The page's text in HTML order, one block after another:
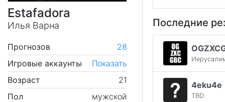
Estafadora
Илья Варна
Прогнозов
28
Игровые аккаунты
Показать
Возраст
21
Пол
мужской
Последние
4eku4e
TBD